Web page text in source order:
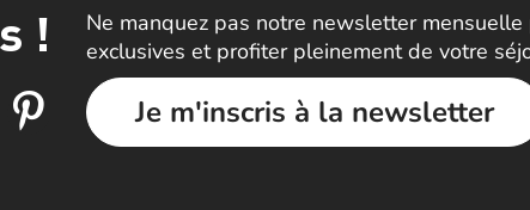
!
Ne manquez pas notre newsletter mensuelle
exclusives et profiter pleinement de votre
Je m'inscris à la newsletter